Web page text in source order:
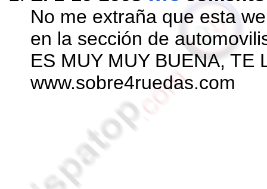
No me extraña que esta
en la sección de
ES MUY MUY BUENA, TE
www.sobre4ruedas.com